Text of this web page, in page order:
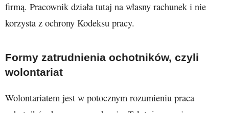
firmą. Pracownik działa tutaj na własny rachunek i nie
korzysta z ochrony Kodeksu pracy.
Formy zatrudnienia ochotników, czyli
wolontariat
Wolontariatem jest w potocznym rozumieniu praca